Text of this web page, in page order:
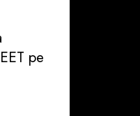
pe